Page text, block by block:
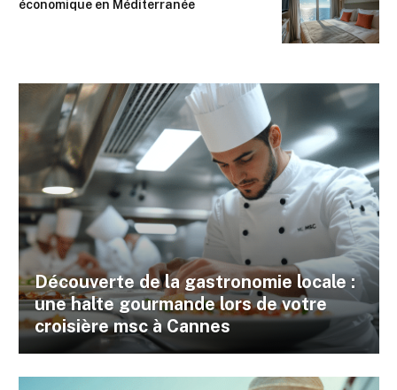
économique en Méditerranée
Découverte de la gastronomie locale :
une halte gourmande lors de votre
croisière msc à Cannes